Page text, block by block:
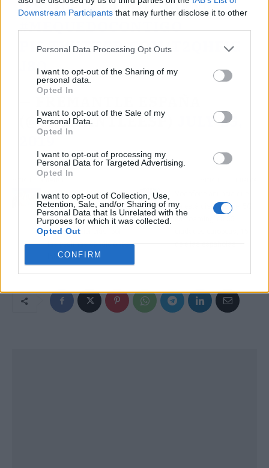
Downstream Participants that may further disclose it to other
Personal Data Processing Opt Outs
I want to opt-out of the Sharing of my
personal data.
Opted In
I want to opt-out of the Sale of my
Personal Data.
Opted In
I want to opt-out of processing my
Personal Data for Targeted Advertising.
Opted In
I want to opt-out of Collection, Use,
Retention, Sale, and/or Sharing of my
Personal Data that Is Unrelated with the
Purposes for which it was collected.
Opted Out
CONFIRM
¡ESTO PINTA MUY BIEN!
#MEQUEDOCONTIGO
PIC.TWITTER.COM/T2QHFIG
J8O
— FREMANTLE ESPAÑA
(@FREMANTLEESP)
JULY 25,
2019
Artículo anterior
El Consejo de Enfermería
denuncia que no hay
suficientes enfermeras
en las residencias "por
las pésimas condiciones
laborales"
ya está disponible el 5G
de ellas españolas